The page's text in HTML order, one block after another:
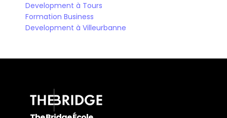
Development à Tours
Formation Business
Development à Villeurbanne